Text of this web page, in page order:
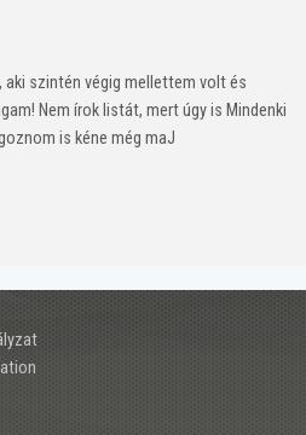
aki szintén végig mellettem volt és
Nem írok listát, mert úgy is Mindenki
is kéne még maJ